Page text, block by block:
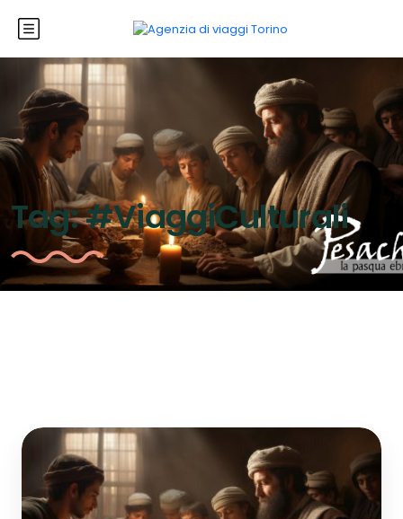
Tag:#ViaggiCulturali